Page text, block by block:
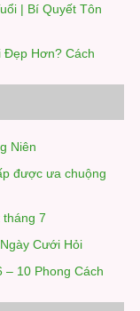
| Bí Quyết Tôn
Đẹp Hơn? Cách
Niên
được ưa chuộng
7
Cưới Hỏi
– 10 Phong Cách